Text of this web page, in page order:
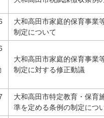
大和高田市家庭的保育事業
制定について
大和高田市家庭的保育事業
制定に対する修正動議
大和高田市特定教育・保育
準を定める条例の制定につ